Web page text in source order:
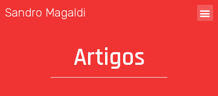
Sandro Magaldi
Artigos